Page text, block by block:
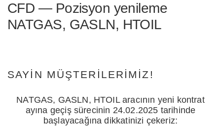
CFD — Pozisyon yenileme
NATGAS, GASLN, HTOIL
SAYIN MÜŞTERILERIMIZ!
NATGAS, GASLN, HTOIL aracının yeni kontrat
ayına geçiş sürecinin 24.02.2025 tarihinde
başlayacağına dikkatinizi çekeriz: